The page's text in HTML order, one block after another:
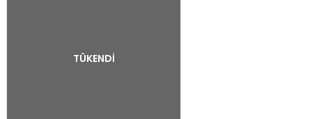
TÜKENDİ